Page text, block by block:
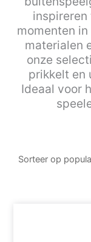
momenten
materialen
onze
prikkelt en
Ideaal voor